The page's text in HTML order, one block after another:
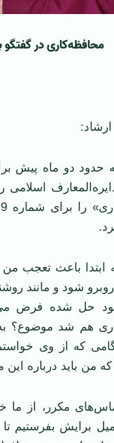
محافظه‌کاری در گفتگو
حدود دو ماه پیش
اسلامی
ابتدا باعث تعجب
شود و مانند
حل شده فرض
هم شد موضوع؟
که از وی
من باید درباره
مکرر، از ما
برایش بفرستیم